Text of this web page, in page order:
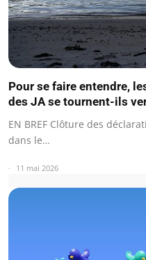
Pour se faire entendre,
des JA se tournent-ils
EN BREF Clôture des
dans le…
11 mai 2026